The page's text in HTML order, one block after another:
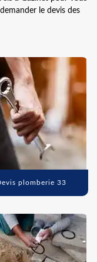
le devis des
plomberie 33